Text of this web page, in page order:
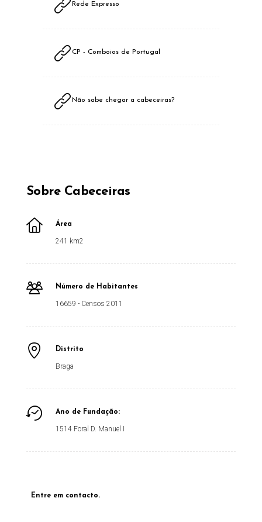
Rede Expresso
CP - Comboios de Portugal
Não sabe chegar a cabeceiras?
Sobre Cabeceiras
Área
241 km2
Número de Habitantes
16659 - Censos 2011
Distrito
Braga
Ano de Fundação:
1514 Foral D. Manuel I
Entre em contacto.